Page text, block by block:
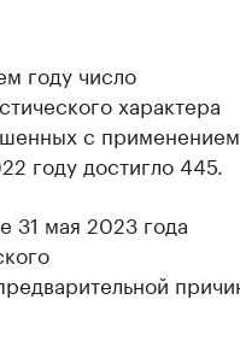
году число
характера
с применением
году достигло 445.
31 мая 2023 года